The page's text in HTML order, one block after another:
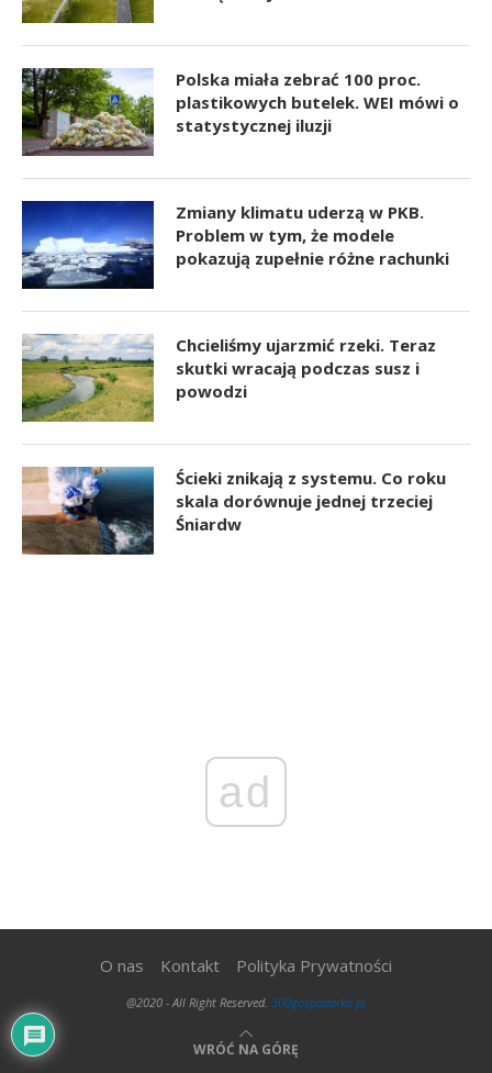
Polska miała zebrać 100 proc.
plastikowych butelek. WEI mówi o
statystycznej iluzji
Zmiany klimatu uderzą w PKB.
Problem w tym, że modele
pokazują zupełnie różne rachunki
Chcieliśmy ujarzmić rzeki. Teraz
skutki wracają podczas susz i
powodzi
Ścieki znikają z systemu. Co roku
skala dorównuje jednej trzeciej
Śniardw
ad
O nas Kontakt Polityka Prywatności
@2020 - All Right Reserved. 300gospodarka.pl
WRÓĆ NA GÓRĘ